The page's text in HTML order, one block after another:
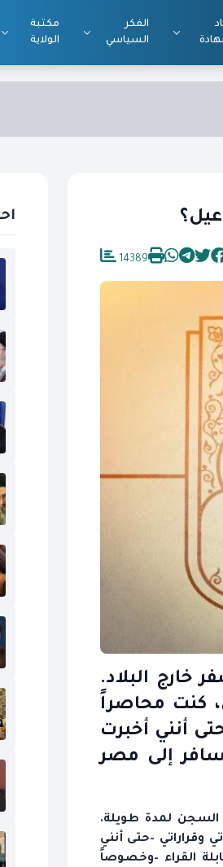
الفكر
السياسي
مكتبة
الولاية
14389
خارج البلاد.
كنت محاصراً
أنني أخبرت
إلى مصر
السجن لمدة طويلة.
وقراراتي –حتى أنني
القراء –وخصوصاً